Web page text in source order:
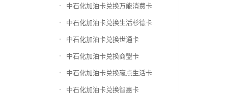
中石化加油卡兑换万能消费卡
中石化加油卡兑换生活杉德卡
中石化加油卡兑换世通卡
中石化加油卡兑换商盟卡
中石化加油卡兑换赢点生活卡
中石化加油卡兑换智惠卡